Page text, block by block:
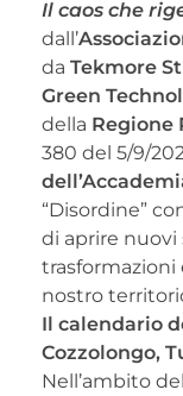
Il caos che
dall’
da Tekmore
Green
della Regione
380 del 5/9/
“Disordine”
di aprire nuovi
nostro
Il calendario
Cozzolongo,
Nell’ambito